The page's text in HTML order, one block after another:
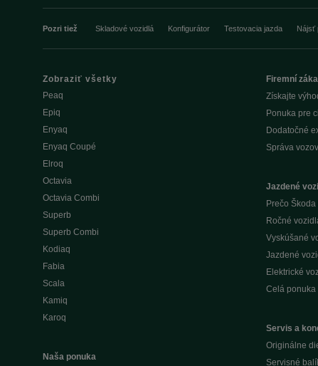
Pozri tiež Skladové vozidlá Konfigurátor Testovacia jazda Nájsť
Zobraziť všetky
Peaq
Epiq
Enyaq
Enyaq Coupé
Elroq
Octavia
Octavia Combi
Superb
Superb Combi
Kodiaq
Fabia
Scala
Kamiq
Karoq
Naša ponuka
Firemní
Získajte
Ponuka pre
Dodatočné
Správa
Jazdené
Prečo Škoda
Ročné
Vyskúšané
Jazdené
Elektrické
Celá ponuka
Servis a
Originálne
Servisné